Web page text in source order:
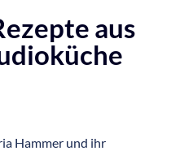
aus
Hammer und ihr